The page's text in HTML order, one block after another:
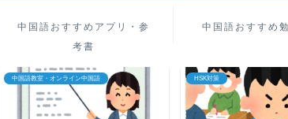
中国語おすすめアプリ・参
考書
中国語おすすめ
中国語教室・オンライン中国語 HSK対策